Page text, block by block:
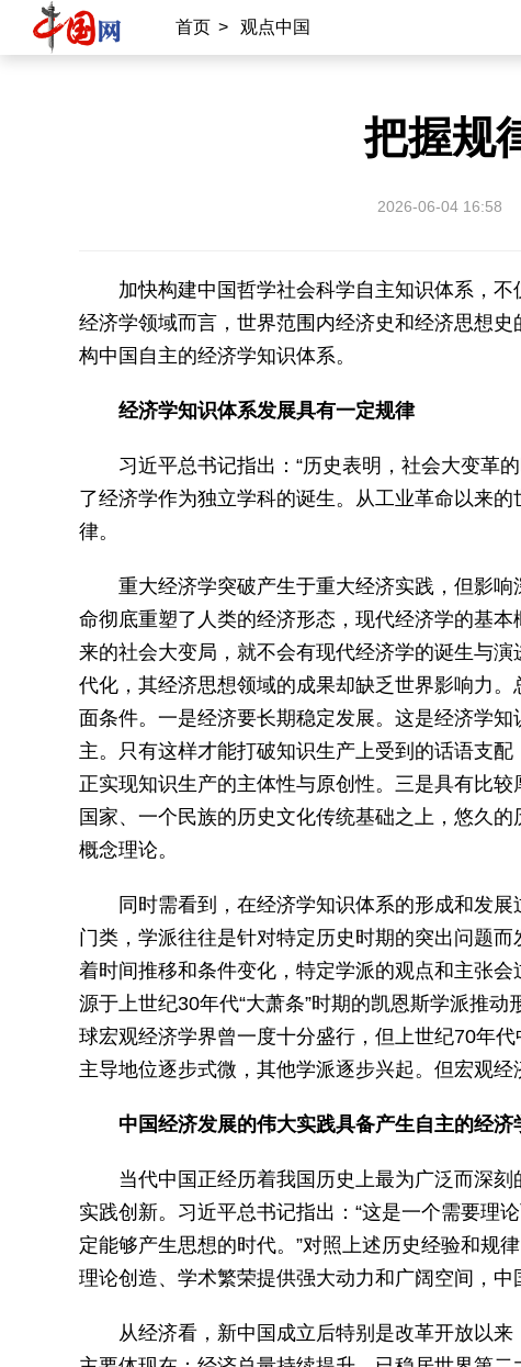
首页 > 观点中国
把握规
2026-06-04 16:58
加快构建中国哲学社会科学自主知识体系，
经济学领域而言，世界范围内经济史和经济思想
构中国自主的经济学知识体系。
经济学知识体系发展具有一定规律
习近平总书记指出：“历史表明，社会大变革
了经济学作为独立学科的诞生。从工业革命以来
律。
重大经济学突破产生于重大经济实践，但影
命彻底重塑了人类的经济形态，现代经济学的基
来的社会大变局，就不会有现代经济学的诞生与
代化，其经济思想领域的成果却缺乏世界影响力
面条件。一是经济要长期稳定发展。这是经济学
主。只有这样才能打破知识生产上受到的话语支
正实现知识生产的主体性与原创性。三是具有比
国家、一个民族的历史文化传统基础之上，悠久
概念理论。
同时需看到，在经济学知识体系的形成和发
门类，学派往往是针对特定历史时期的突出问题
着时间推移和条件变化，特定学派的观点和主张
源于上世纪30年代“大萧条”时期的凯恩斯学派推
球宏观经济学界曾一度十分盛行，但上世纪70年
主导地位逐步式微，其他学派逐步兴起。但宏观经
中国经济发展的伟大实践具备产生自主的经济
当代中国正经历着我国历史上最为广泛而深
实践创新。习近平总书记指出：“这是一个需要理
定能够产生思想的时代。”对照上述历史经验和规
理论创造、学术繁荣提供强大动力和广阔空间，中
从经济看，新中国成立后特别是改革开放以